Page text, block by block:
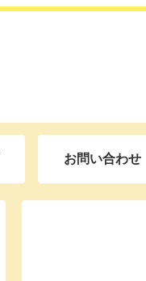
お問い合わせ